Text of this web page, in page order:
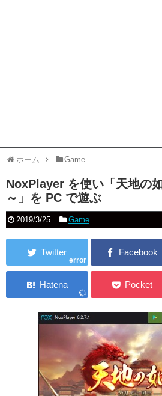
ホーム Game
NoxPlayer を使い「天地の
～」を PC で遊ぶ
2019/3/25 Game
error